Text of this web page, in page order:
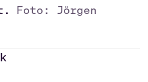
Foto: Jörgen